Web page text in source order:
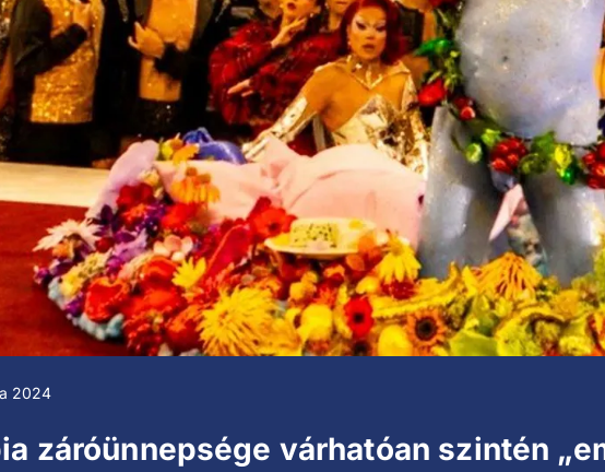
2024
záróünnepsége várhatóan szintén